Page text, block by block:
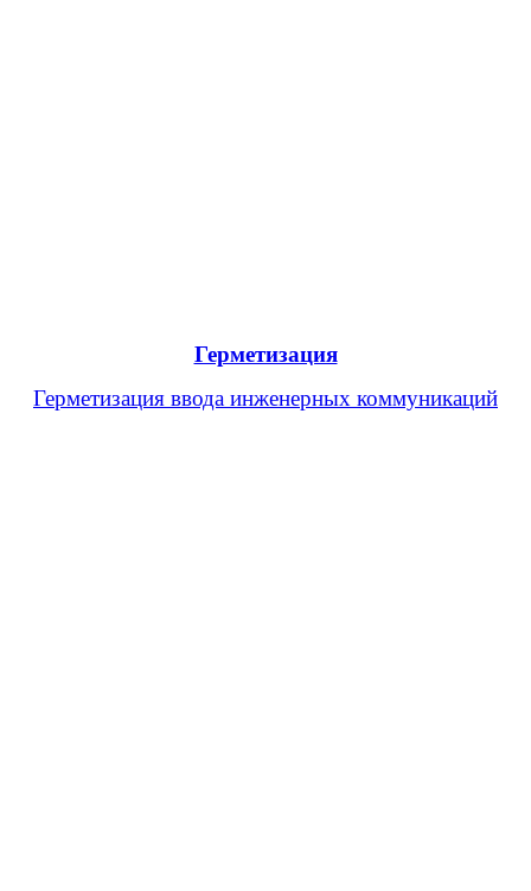
Герметизация
Герметизация ввода инженерных коммуникаций